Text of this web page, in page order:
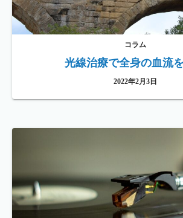
コラム
光線治療で全身の血流
2022年2月3日